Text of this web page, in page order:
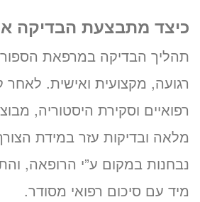
כיצד מתבצעת הבדיקה
תהליך הבדיקה במרפאת
רגועה, מקצועית ואישית.
רפואיים וסקירת היסטוריה,
מלאה ובדיקות עזר במידת
נבחנות במקום ע”י הרופאה,
מיד עם סיכום רפואי מסודר.